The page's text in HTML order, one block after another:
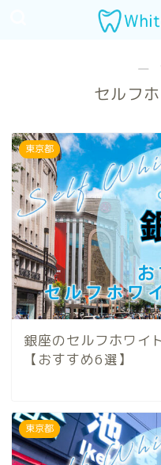
―
セルフ
東京都
銀座のセルフホワイ
【おすすめ6選】
東京都